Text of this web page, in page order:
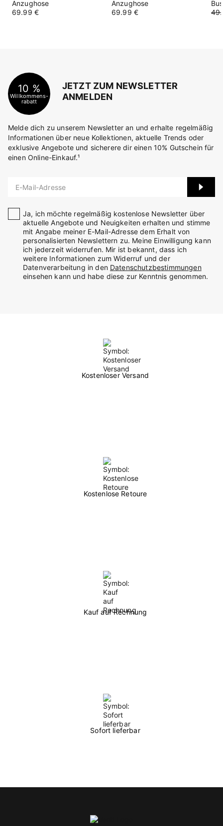
Anzughose
69.99 €
Anzughose
69.99 €
10 %
Willkommens-
rabatt
JETZT ZUM NEWSLETTER
ANMELDEN
Melde dich zu unserem Newsletter an und erhalte regelmäßig
Informationen über neue Kollektionen, aktuelle Trends oder
exklusive Angebote und sicherere dir einen 10% Gutschein für
einen Online-Einkauf.¹
E-Mail-Adresse
Ja, ich möchte regelmäßig kostenlose Newsletter über
aktuelle Angebote und Neuigkeiten erhalten und stimme
mit Angabe meiner E-Mail-Adresse dem Erhalt von
personalisierten Newslettern zu. Meine Einwilligung kann
ich jederzeit widerrufen. Mir ist bekannt, dass ich
weitere Informationen zum Widerruf und der
Datenverarbeitung in den Datenschutzbestimmungen
einsehen kann und habe diese zur Kenntnis genommen.
Kostenloser Versand
Kostenlose Retoure
Kauf auf Rechnung
Sofort lieferbar